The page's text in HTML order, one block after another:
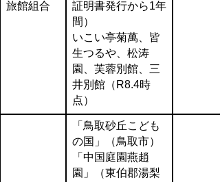
旅館組合
証明書発行から1年
間）
いこい亭菊萬、皆
生つるや、松涛
園、芙蓉別館、三
井別館（R8.4時
点）
「鳥取砂丘こども
の国」（鳥取市）
「中国庭園燕趙
園」（東伯郡湯梨